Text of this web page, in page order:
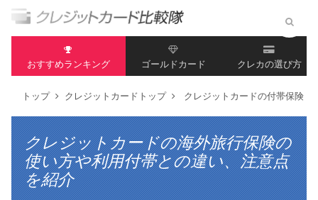
おすすめランキング ゴールドカード クレカの選び方
トップ クレジットカードトップ クレジットカードの付帯保険
クレジットカードの海外旅行保険の
使い方や利用付帯との違い、注意点
を紹介